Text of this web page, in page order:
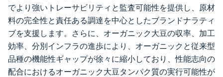
でより強いトレーサビリティと監査可能性を提供し、原材
料の完全性と責任ある調達を中心としたブランドナラティ
ブを支援します。さらに、オーガニック大豆の収率、加工
効率、分別インフラの進歩により、オーガニックと従来型
品種の機能性ギャップが徐々に縮小しており、性能志向の
配合におけるオーガニック大豆タンパク質の実行可能性が